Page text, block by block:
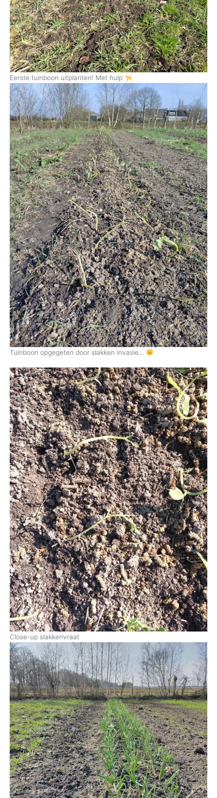
Eerste tuinboon uitplanten! Met hulp
Tuinboon opgegeten door slakken invasie…
Close-up slakkenvraat